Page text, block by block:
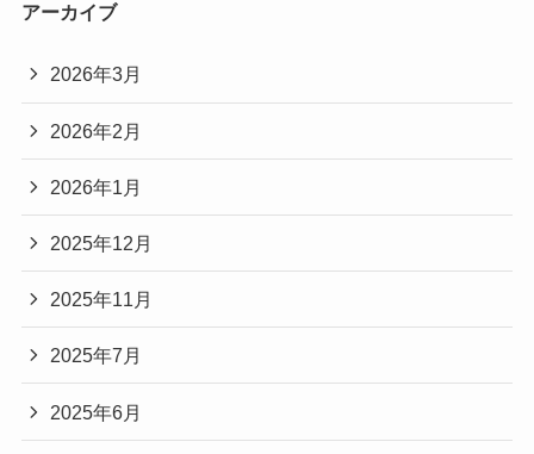
アーカイブ
2026年3月
2026年2月
2026年1月
2025年12月
2025年11月
2025年7月
2025年6月